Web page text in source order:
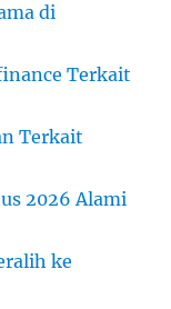
di
Terkait
Terkait
2026 Alami
ke